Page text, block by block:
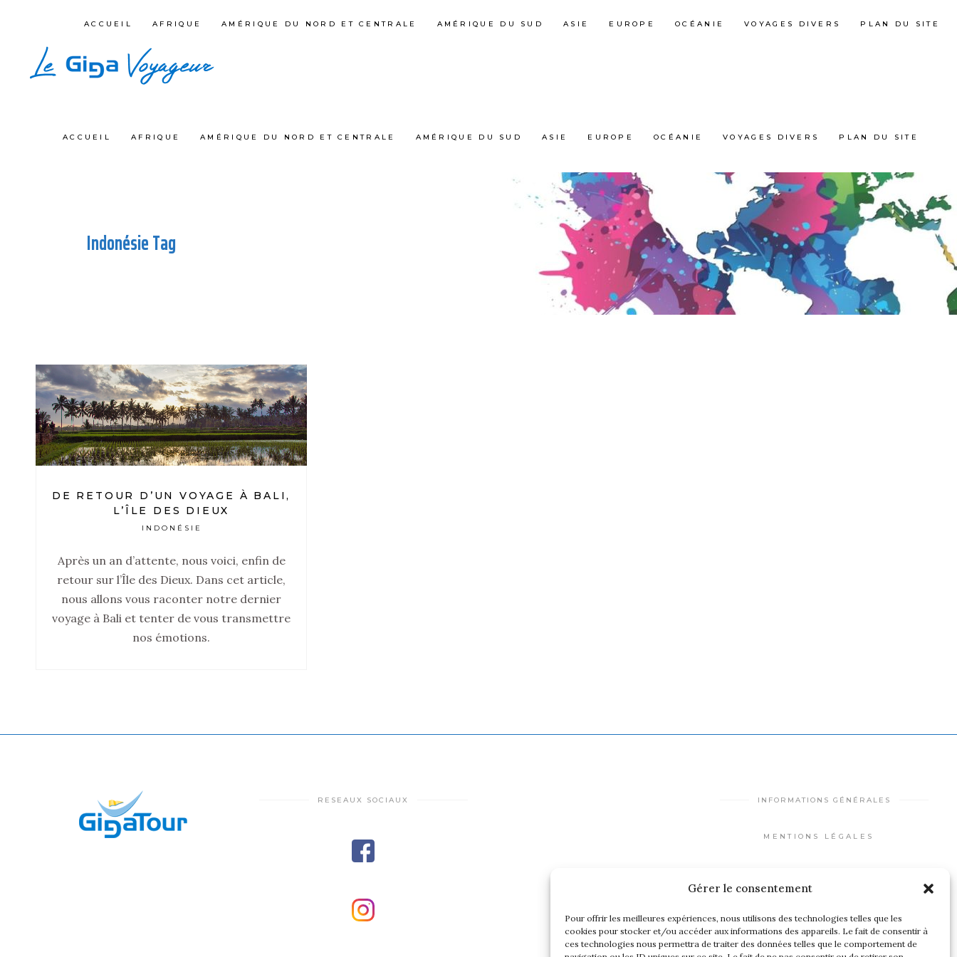
Gérer le consentement
Pour offrir les meilleures expériences, nous utilisons des technologies telles que les
cookies pour stocker et/ou accéder aux informations des appareils. Le fait de consentir à
ces technologies nous permettra de traiter des données telles que le comportement de
ACCUEIL AFRIQUE AMÉRIQUE DU NORD ET CENTRALE AMÉRIQUE DU SUD ASIE EUROPE OCÉANIE VOYAGES DIVERS PLAN DU SITE
ACCUEIL AFRIQUE AMÉRIQUE DU NORD ET CENTRALE AMÉRIQUE DU SUD ASIE EUROPE OCÉANIE VOYAGES DIVERS PLAN DU SITE
Indonésie Tag
DE RETOUR D’UN VOYAGE À BALI,
L’ÎLE DES DIEUX
INDONÉSIE
Après un an d’attente, nous voici, enfin de
retour sur l’Île des Dieux. Dans cet article,
nous allons vous raconter notre dernier
voyage à Bali et tenter de vous transmettre
nos émotions.
RESEAUX SOCIAUX INFORMATIONS GÉNÉRALES
MENTIONS LÉGALES
PERSONNELLES